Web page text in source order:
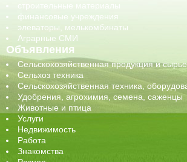
строительные материалы
финансовые учреждения
элеваторы, мелькомбинаты
Аграрные СМИ
Объявления
Сельскохозяйственная продукция и сырье
Сельхоз техника
Сельскохозяйственная техника,
Удобрения, агрохимия, семена, саженцы
Животные и птица
Услуги
Недвижимость
Работа
Знакомства